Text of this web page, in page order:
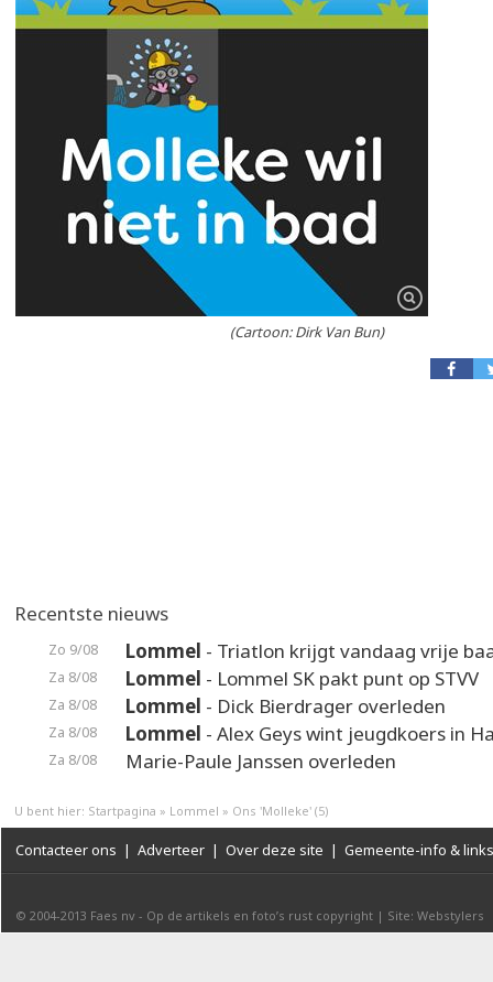
(Cartoon: Dirk Van Bun)
Recentste nieuws
Zo 9/08 Lommel - Triatlon krijgt vandaag vrije
Za 8/08 Lommel - Lommel SK pakt punt op STVV
Za 8/08 Lommel - Dick Bierdrager overleden
Za 8/08 Lommel - Alex Geys wint jeugdkoers in
Za 8/08 Marie-Paule Janssen overleden
U bent hier: Startpagina » Lommel » Ons 'Molleke' (5)
Contacteer ons | Adverteer | Over deze site | Gemeente-info & links
© 2004-2013 Faes nv - Op de artikels en foto’s rust copyright | Site: Webstylers